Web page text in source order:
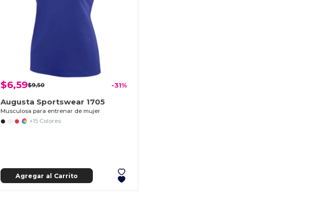
$6,59$9,50 -31%
Augusta Sportswear 1705
Musculosa para entrenar de mujer
+15 Colores
Agregar al Carrito